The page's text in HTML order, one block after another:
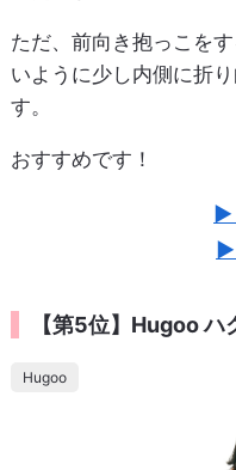
ただ、前向き抱っこを
いように少し内側に折
す。
おすすめです！
【第5位】Hugoo ハ
Hugoo